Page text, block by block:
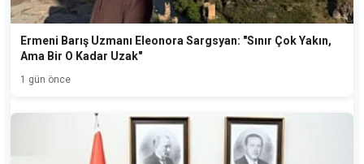
Ermeni Barış Uzmanı Eleonora Sargsyan: "Sınır Çok Yakın,
Ama Bir O Kadar Uzak"
1 gün önce